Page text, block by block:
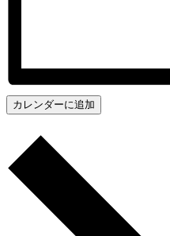
カレンダーに追加